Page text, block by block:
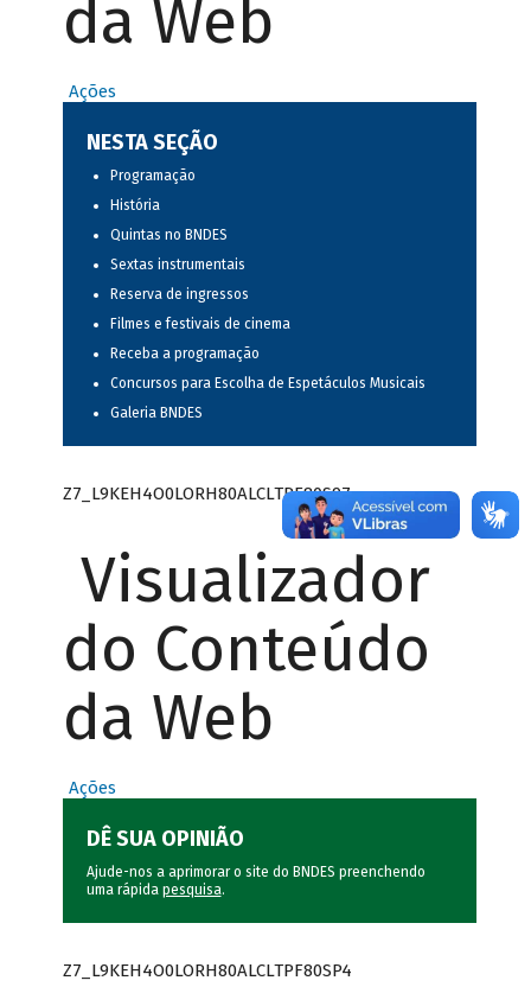
da Web
Ações
NESTA SEÇÃO
Programação
História
Quintas no BNDES
Sextas instrumentais
Reserva de ingressos
Filmes e festivais de cinema
Receba a programação
Concursos para Escolha de Espetáculos Musicais
Galeria BNDES
Z7_L9KEH4O0LORH80ALCLTPF80S97
Visualizador
do Conteúdo
da Web
Ações
DÊ SUA OPINIÃO
Ajude-nos a aprimorar o site do BNDES preenchendo
uma rápida pesquisa.
Z7_L9KEH4O0LORH80ALCLTPF80SP4